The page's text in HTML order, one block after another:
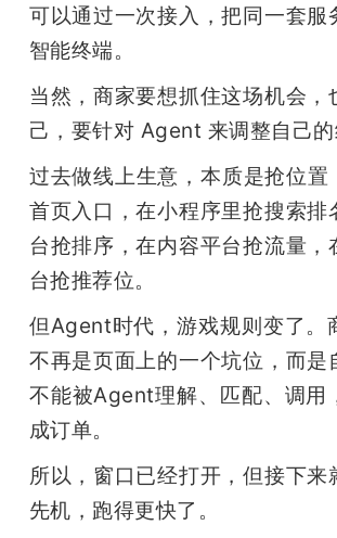
可以通过一次接入，把同一套服
智能终端。
当然，商家要想抓住这场机会，
己，要针对 Agent 来调整自己的
过去做线上生意，本质是抢位
首页入口，在小程序里抢搜索排
台抢排序，在内容平台抢流量，
台抢推荐位。
但Agent时代，游戏规则变了。
不再是页面上的一个坑位，而是
不能被Agent理解、匹配、调用
成订单。
所以，窗口已经打开，但接下来
先机，跑得更快了。